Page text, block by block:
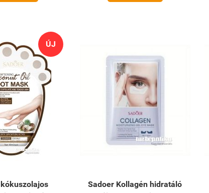
ÚJ
Sadoer Kollagén hidratáló